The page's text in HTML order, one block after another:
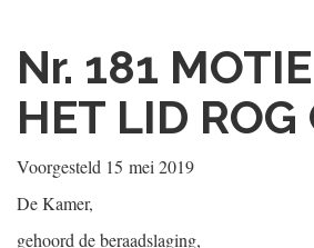
Nr. 181
HET LID ROG
Voorgesteld 15 mei 2019
De Kamer,
gehoord de beraadslaging,